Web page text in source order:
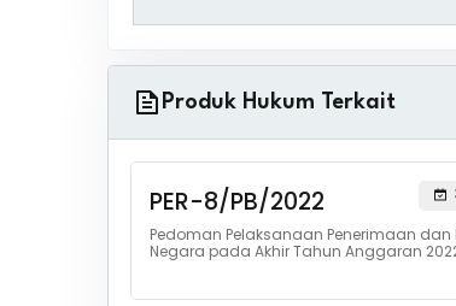
Produk Hukum Terkait
PER-8/PB/2022
Pedoman Pelaksanaan Penerimaan dan
Negara pada Akhir Tahun Anggaran